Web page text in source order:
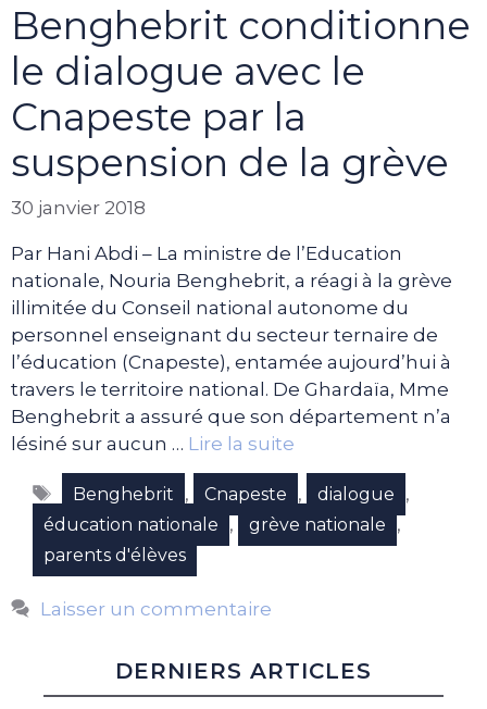
Benghebrit conditionne
le dialogue avec le
Cnapeste par la
suspension de la grève
30 janvier 2018
Par Hani Abdi – La ministre de l’Education
nationale, Nouria Benghebrit, a réagi à la grève
illimitée du Conseil national autonome du
personnel enseignant du secteur ternaire de
l’éducation (Cnapeste), entamée aujourd’hui à
travers le territoire national. De Ghardaïa, Mme
Benghebrit a assuré que son département n’a
lésiné sur aucun … Lire la suite
Étiquettes
Benghebrit , Cnapeste , dialogue ,
éducation nationale , grève nationale ,
parents d'élèves
Laisser un commentaire
DERNIERS ARTICLES